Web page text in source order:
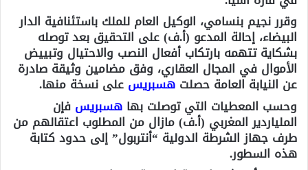
وقرر نجيم بنسامي، الوكيل العام للملك باستئنافية الدار
البيضاء، إحالة المدعو (أ.ف) على التحقيق بعد توصله
بشكاية تتهمه بارتكاب أفعال النصب والاحتيال وتبييض
الأموال في المجال العقاري، وفق مضامين وثيقة صادرة
عن النيابة العامة حصلت هسبريس على نسخة منها.
وحسب المعطيات التي توصلت بها هسبريس فإن
الملياردير المغربي (أ.ف) مازال من المطلوب اعتقالهم من
طرف جهاز الشرطة الدولية “أنتربول” إلى حدود كتابة
هذه السطور.